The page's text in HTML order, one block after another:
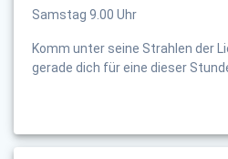
Samstag 9.00 Uhr
Komm unter seine Strahlen der
gerade dich für eine dieser